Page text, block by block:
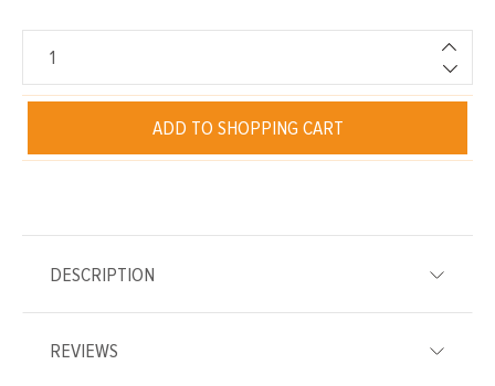
ADD TO SHOPPING CART
DESCRIPTION
REVIEWS